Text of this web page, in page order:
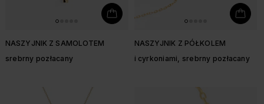
NASZYJNIK Z SAMOLOTEM
srebrny pozłacany
NASZYJNIK Z PÓŁKOLEM
i cyrkoniami, srebrny pozłacany